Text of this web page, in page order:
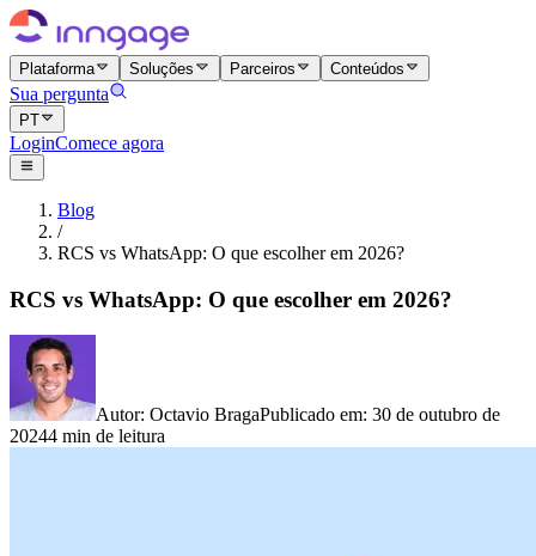
Plataforma Soluções Parceiros Conteúdos
Sua pergunta
PT
LoginComece agora
Blog
/
RCS vs WhatsApp: O que escolher em 2026?
RCS vs WhatsApp: O que escolher em 2026?
Autor: Octavio BragaPublicado em: 30 de outubro de
20244 min de leitura